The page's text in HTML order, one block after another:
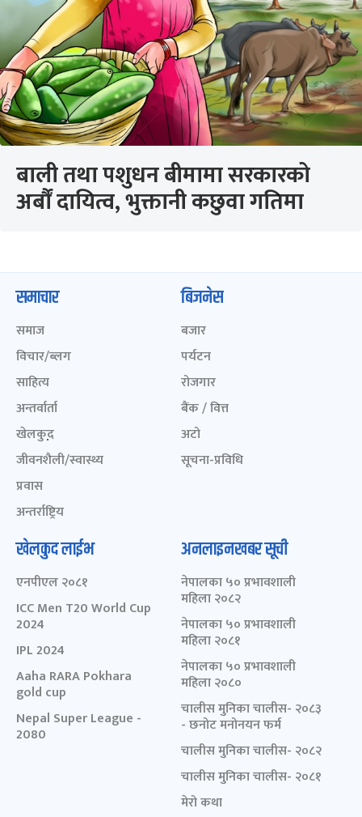
बाली तथा पशुधन बीमामा सरकारको
अर्बौं दायित्व, भुक्तानी कछुवा गतिमा
समाचार
समाज
विचार/ब्लग
साहित्य
अन्तर्वार्ता
खेलकुद़़
जीवनशैली/स्वास्थ्य
प्रवास
अन्तर्राष्ट्रिय
बिजनेस
बजार
पर्यटन
रोजगार
बैंक / वित्त
अटो
सूचना-प्रविधि
खेलकुद लाईभ
एनपीएल २०८१
ICC Men T20 World Cup
2024
IPL 2024
Aaha RARA Pokhara
gold cup
Nepal Super League -
2080
अनलाइनखबर सूची
नेपालका ५० प्रभावशाली
महिला २०८२
नेपालका ५० प्रभावशाली
महिला २०८१
नेपालका ५० प्रभावशाली
महिला २०८०
चालीस मुनिका चालीस- २०८३
- छनोट मनोनयन फर्म
चालीस मुनिका चालीस- २०८२
चालीस मुनिका चालीस- २०८१
मेरो कथा